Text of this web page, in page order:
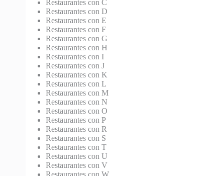
Restaurantes con C
Restaurantes con D
Restaurantes con E
Restaurantes con F
Restaurantes con G
Restaurantes con H
Restaurantes con I
Restaurantes con J
Restaurantes con K
Restaurantes con L
Restaurantes con M
Restaurantes con N
Restaurantes con O
Restaurantes con P
Restaurantes con R
Restaurantes con S
Restaurantes con T
Restaurantes con U
Restaurantes con V
Restaurantes con W